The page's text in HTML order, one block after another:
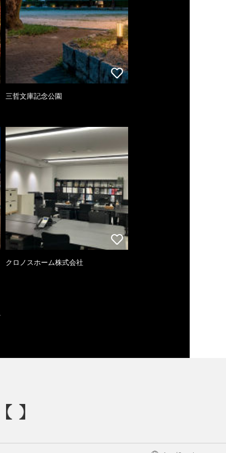
三哲文庫記念公園
クロノスホーム株式会社